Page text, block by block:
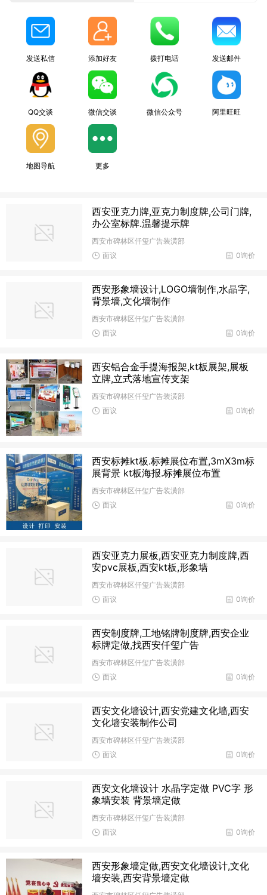
发送私信 添加好友 拨打电话 发送邮件
QQ交谈 微信交谈 微信公众号 阿里旺旺
地图导航 更多
西安亚克力牌,亚克力制度牌,公司门牌,
办公室标牌.温馨提示牌
西安市碑林区仟玺广告装潢部
0询价
面议
西安形象墙设计,LOGO墙制作,水晶字,
背景墙,文化墙制作
西安市碑林区仟玺广告装潢部
0询价
面议
西安铝合金手提海报架,kt板展架,展板
立牌,立式落地宣传支架
西安市碑林区仟玺广告装潢部
0询价
面议
西安标摊kt板.标摊展位布置,3mX3m标
展背景 kt板海报.标摊展位布置
西安市碑林区仟玺广告装潢部
0询价
面议
西安亚克力展板,西安亚克力制度牌,西
安pvc展板,西安kt板,形象墙
西安市碑林区仟玺广告装潢部
0询价
面议
西安制度牌,工地铭牌制度牌,西安企业
标牌定做,找西安仟玺广告
西安市碑林区仟玺广告装潢部
0询价
面议
西安文化墙设计,西安党建文化墙,西安
文化墙安装制作公司
西安市碑林区仟玺广告装潢部
0询价
面议
西安文化墙设计 水晶字定做 PVC字 形
象墙安装 背景墙定做
西安市碑林区仟玺广告装潢部
0询价
面议
西安形象墙定做,西安文化墙设计,文化
墙安装,西安背景墙定做